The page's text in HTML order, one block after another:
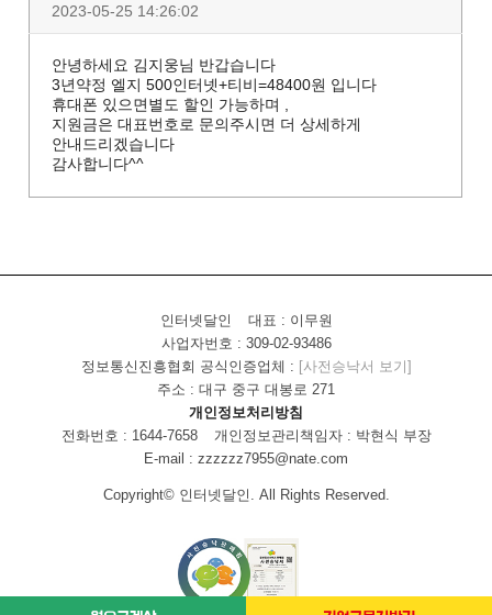
2023-05-25 14:26:02
안녕하세요 김지웅님 반갑습니다
3년약정 엘지 500인터넷+티비=48400원 입니다
휴대폰 있으면별도 할인 가능하며 ,
지원금은 대표번호로 문의주시면 더 상세하게
안내드리겠습니다
감사합니다^^
인터넷달인
대표 : 이무원
사업자번호 : 309-02-93486
정보통신진흥협회 공식인증업체 : [사전승낙서 보기]
주소 : 대구 중구 대봉로 271
개인정보처리방침
전화번호 : 1644-7658
개인정보관리책임자 : 박현식 부장
E-mail : zzzzzz7955@nate.com
Copyright© 인터넷달인. All Rights Reserved.